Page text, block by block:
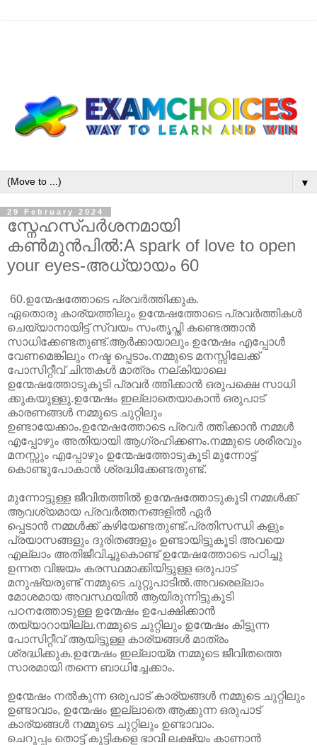
▼
29 February 2024
സ്നേഹസ്പർശനമായി
കൺമുൻപിൽ:A spark of love to open
your eyes-അധ്യായം 60
60.ഉന്മേഷത്തോടെ പ്രവർത്തിക്കുക.
ഏതൊരു കാര്യത്തിലും ഉന്മേഷത്തോടെ പ്രവർത്തികൾ
ചെയ്യാനായിട്ട് സ്വയം സംതൃപ്തി കണ്ടെത്താൻ
സാധിക്കേണ്ടതുണ്ട്.ആർക്കായാലും ഉന്മേഷം എപ്പോൾ
വേണമെങ്കിലും നഷ്ട പ്പെടാം.നമ്മുടെ മനസ്സിലേക്ക്
പോസിറ്റീവ് ചിന്തകൾ മാത്രം നല്കിയാലെ
ഉന്മേഷത്തോടുകൂടി പ്രവർ ത്തിക്കാൻ ഒരുപക്ഷെ സാധി
ക്കുകയുള്ളു.ഉന്മേഷം ഇല്ലാതെയാകാൻ ഒരുപാട്
കാരണങ്ങൾ നമ്മുടെ ചുറ്റിലും
ഉണ്ടായേക്കാം.ഉന്മേഷത്തോടെ പ്രവർ ത്തിക്കാൻ നമ്മൾ
എപ്പോഴും അതിയായി ആഗ്രഹിക്കണം.നമ്മുടെ ശരീരവും
മനസ്സും എപ്പോഴും ഉന്മേഷത്തോടുകൂടി മുന്നോട്ട്
കൊണ്ടുപോകാൻ ശ്രദ്ധിക്കേണ്ടതുണ്ട്.
മുന്നോട്ടുള്ള ജീവിതത്തിൽ ഉന്മേഷത്തോടുകൂടി നമ്മൾക്ക്
ആവശ്യമായ പ്രവർത്തനങ്ങളിൽ ഏർ
പ്പെടാൻ നമ്മൾക്ക് കഴിയേണ്ടതുണ്ട്.പ്രതിസന്ധി കളും
പ്രയാസങ്ങളും ദുരിതങ്ങളും ഉണ്ടായിട്ടുകൂടി അവയെ
എല്ലാം അതിജീവിച്ചുകൊണ്ട് ഉന്മേഷത്തോടെ പഠിച്ചു
ഉന്നത വിജയം കരസ്ഥമാക്കിയിട്ടുള്ള ഒരുപാട്
മനുഷ്യരുണ്ട് നമ്മുടെ ചുറ്റുപാടിൽ.അവരെല്ലാം
മോശമായ അവസ്ഥയിൽ ആയിരുന്നിട്ടുകൂടി
പഠനത്തോടുള്ള ഉന്മേഷം ഉപേക്ഷിക്കാൻ
തയ്യാറായില്ല.നമ്മുടെ ചുറ്റിലും ഉന്മേഷം കിട്ടുന്ന
പോസിറ്റീവ് ആയിട്ടുള്ള കാര്യങ്ങൾ മാത്രം
ശ്രദ്ധിക്കുക.ഉന്മേഷം ഇല്ലായ്മ നമ്മുടെ ജീവിതത്തെ
സാരമായി തന്നെ ബാധിച്ചേക്കാം.
ഉന്മേഷം നൽകുന്ന ഒരുപാട് കാര്യങ്ങൾ നമ്മുടെ ചുറ്റിലും
ഉണ്ടാവാം, ഉന്മേഷം ഇല്ലാതെ ആക്കുന്ന ഒരുപാട്
കാര്യങ്ങൾ നമ്മുടെ ചുറ്റിലും ഉണ്ടാവാം.
ചെറുപ്പം തൊട്ട് കുട്ടികളെ ഭാവി ലക്ഷ്യം കാണാൻ